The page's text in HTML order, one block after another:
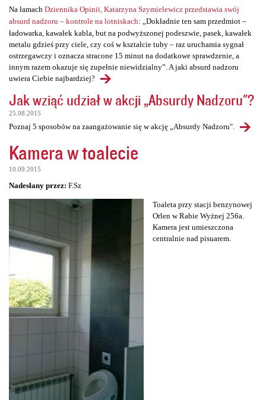
Na łamach Dziennika Opinii, Katarzyna Szymielewicz przedstawia swój
absurd nadzoru – kontrole na lotniskach: „Dokładnie ten sam przedmiot –
ładowarka, kawałek kabla, but na podwyższonej podeszwie, pasek, kawałek
metalu gdzieś przy ciele, czy coś w kształcie tuby – raz uruchamia sygnał
ostrzegawczy i oznacza stracone 15 minut na dodatkowe sprawdzenie, a
innym razem okazuje się zupełnie niewidzialny”. A jaki absurd nadzoru
uwiera Ciebie najbardziej?
Jak wziąć udział w akcji „Absurdy Nadzoru"?
25.08.2015
Poznaj 5 sposobów na zaangażowanie się w akcję „Absurdy Nadzoru".
Kamera w toalecie
10.09.2015
Nadesłany przez: F.Sz
Toaleta przy stacji benzynowej
Orlen w Rabie Wyżnej 256a.
Kamera jest umieszczona
centralnie nad pisuarem.